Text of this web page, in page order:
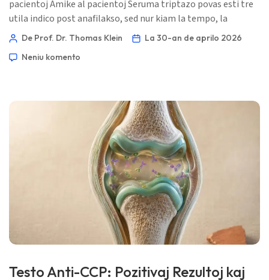
pacientoj Amike al pacientoj Seruma triptazo povas esti tre
utila indico post anafilakso, sed nur kiam la tempo, la
bazlinio kaj la klinika rakonto kongruas. 📖 ~11 minutoj 📅
🩺 Medicina revizio: la 30-an de aprilo 2026 ✅ Bazita sur
De Prof. Dr. Thomas Klein
La 30-an de aprilo 2026
Neniu komento
Testo Anti-CCP: Pozitivaj Rezultoj kaj